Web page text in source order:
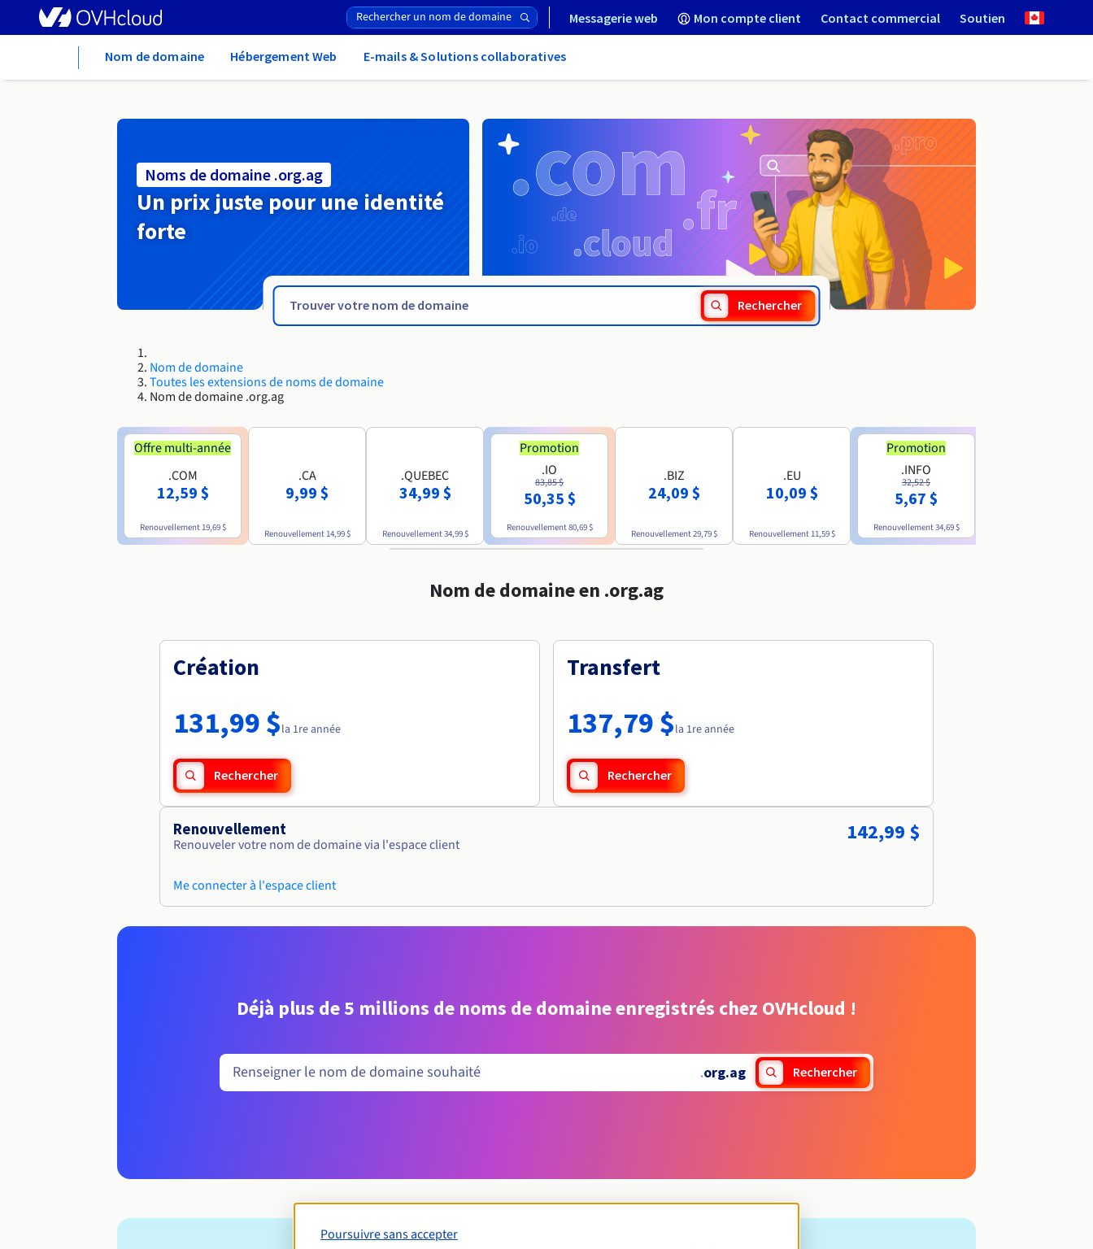
Messagerie web Mon compte client Contact commercial Soutien
Nom de domaine Hébergement Web E-mails & Solutions collaboratives
Noms de domaine .org.ag
Un prix juste pour une identité
forte
Rechercher
Nom de domaine
Toutes les extensions de noms de domaine
Nom de domaine .org.ag
Offre multi-année
.COM
12,59 $
Renouvellement 19,69 $
.CA
9,99 $
Renouvellement 14,99 $
.QUEBEC
34,99 $
Renouvellement34,99 $
Promotion
.IO
83,85 $
50,35 $
Renouvellement80,69 $
.BIZ
24,09 $
Renouvellement29,79 $
.EU
10,09 $
Renouvellement 11,59 $
Promotion
.INFO
32,52 $
5,67 $
Renouvellement34,69 $
Nom de domaine en .org.ag
Création
131,99 $la 1re année
Rechercher
Transfert
137,79 $la 1re année
Rechercher
Renouvellement
Renouveler votre nom de domaine via l'espace client
Me connecter à l'espace client
142,99 $
Déjà plus de 5 millions de noms de domaine enregistrés chez OVHcloud !
.org.ag Rechercher
Poursuivre sans accepter